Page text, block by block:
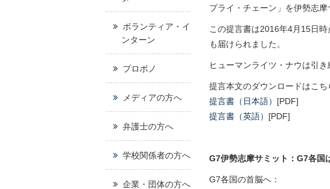
プライ・チェーン」を伊勢志
この提言書は2016年4月15日
も届けられました。
ヒューマンライツ・ナウは引
提言本文のダウンロードはこち
提言書（日本語） [PDF]
提言書（英語） [PDF]
G7伊勢志摩サミット：G7各国
G7各国の首脳へ：
ボランティア・イ
ンターン
プロボノ
メディアの方へ
弁護士の方へ
学校関係者の方へ
企業・団体の方へ